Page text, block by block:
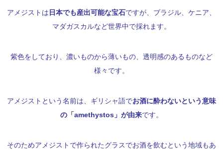
アメジストは 日本でも産出可能な宝石ですが、ブラジル、ケニア、
マダガスカルなど世界中で採れます。
紫色をしており、濃いものから薄いもの、透明感のあるものなど
様々です。
アメジストという名前は、ギリシャ語でお酒に酔わないという意味
の「amethystos」が由来です。
そのためアメジストで作られたグラスでお酒を飲むという地域もあ